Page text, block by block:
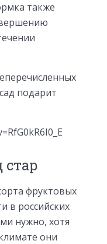
также
подарит
фруктовых
в российских
нужно, хотя
они